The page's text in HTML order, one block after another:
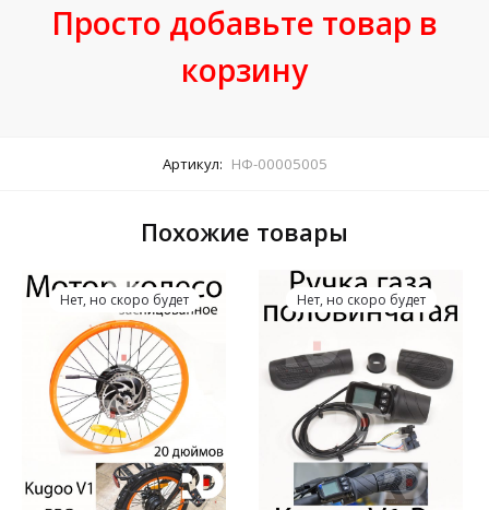
Просто добавьте товар в
корзину
Артикул: НФ-00005005
Похожие товары
Нет, но скоро будет Нет, но скоро будет